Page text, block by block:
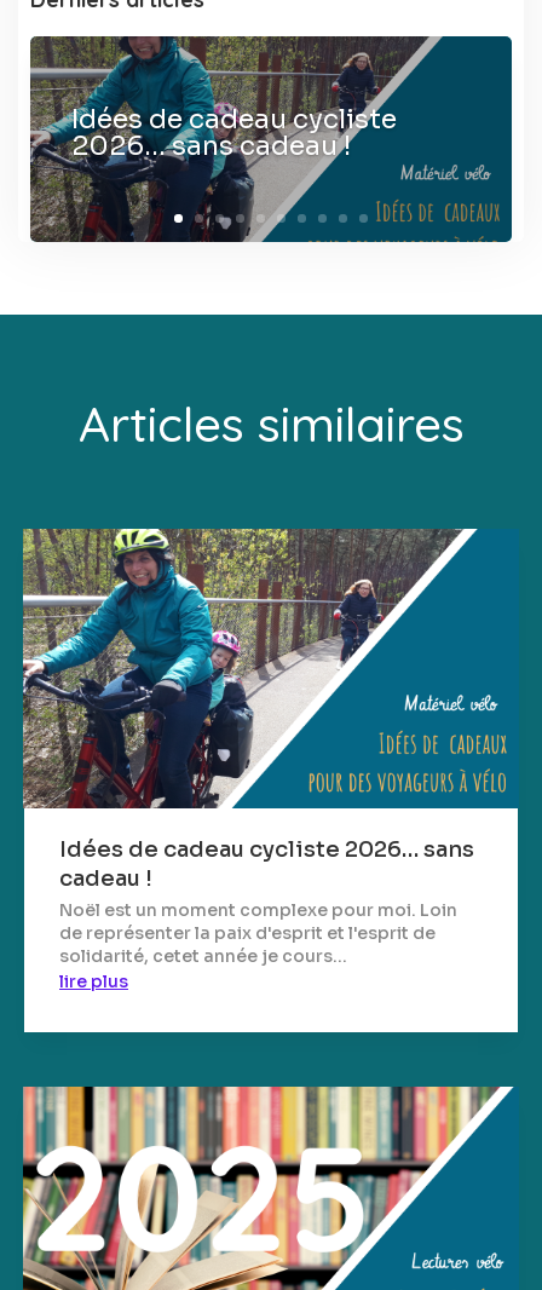
Idées de cadeau cycliste
2026… sans cadeau !
Articles similaires
Idées de cadeau cycliste 2026… sans
cadeau !
Noël est un moment complexe pour moi. Loin
de représenter la paix d'esprit et l'esprit de
solidarité, cetet année je cours...
lire plus